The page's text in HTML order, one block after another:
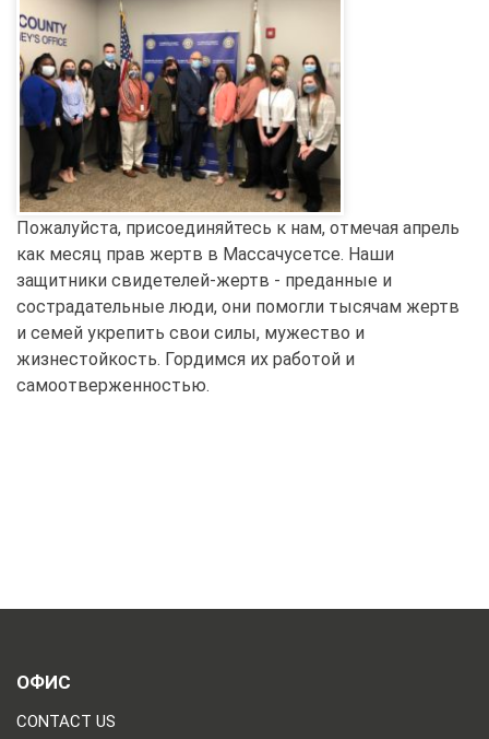
Пожалуйста, присоединяйтесь к нам, отмечая апрель
как месяц прав жертв в Массачусетсе. Наши
защитники свидетелей-жертв - преданные и
сострадательные люди, они помогли тысячам жертв
и семей укрепить свои силы, мужество и
жизнестойкость. Гордимся их работой и
самоотверженностью.
ОФИС
CONTACT US